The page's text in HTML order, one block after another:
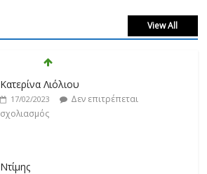
View All
Κατερίνα Λιόλιου
17/02/2023
Δεν επιτρέπεται
σχολιασμός
Ντίμης